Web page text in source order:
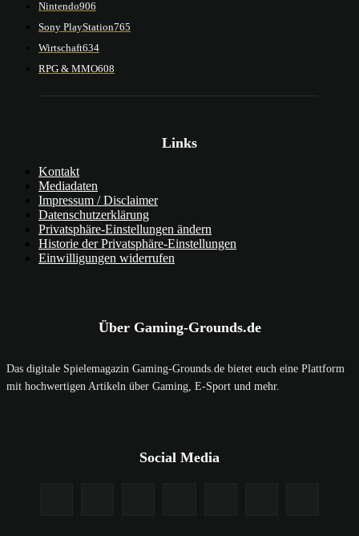
Nintendo906
Sony PlayStation765
Wirtschaft634
RPG & MMO608
Links
Kontakt
Mediadaten
Impressum / Disclaimer
Datenschutzerklärung
Privatsphäre-Einstellungen ändern
Historie der Privatsphäre-Einstellungen
Einwilligungen widerrufen
Über Gaming-Grounds.de
Das digitale Spielemagazin Gaming-Grounds.de bietet euch eine Plattform
mit hochwertigen Artikeln über Gaming, E-Sport und mehr.
Social Media